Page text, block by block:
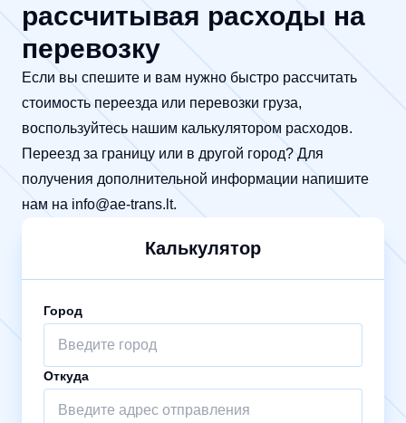
рассчитывая расходы на
перевозку
Если вы спешите и вам нужно быстро рассчитать
стоимость переезда или перевозки груза,
воспользуйтесь нашим калькулятором расходов.
Переезд за границу или в другой город? Для
получения дополнительной информации напишите
нам на info@ae-trans.lt.
Калькулятор
Город
Откуда